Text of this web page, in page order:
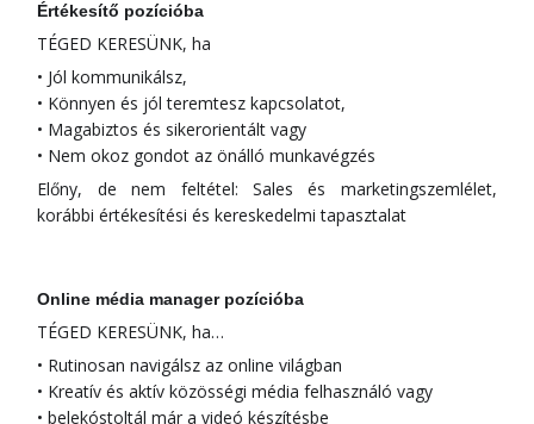
Értékesítő pozícióba
TÉGED KERESÜNK, ha
• Jól kommunikálsz,
• Könnyen és jól teremtesz kapcsolatot,
• Magabiztos és sikerorientált vagy
• Nem okoz gondot az önálló munkavégzés
Előny, de nem feltétel: Sales és marketingszemlélet,
korábbi értékesítési és kereskedelmi tapasztalat
Online média manager pozícióba
TÉGED KERESÜNK, ha…
• Rutinosan navigálsz az online világban
• Kreatív és aktív közösségi média felhasználó vagy
• belekóstoltál már a videó készítésbe